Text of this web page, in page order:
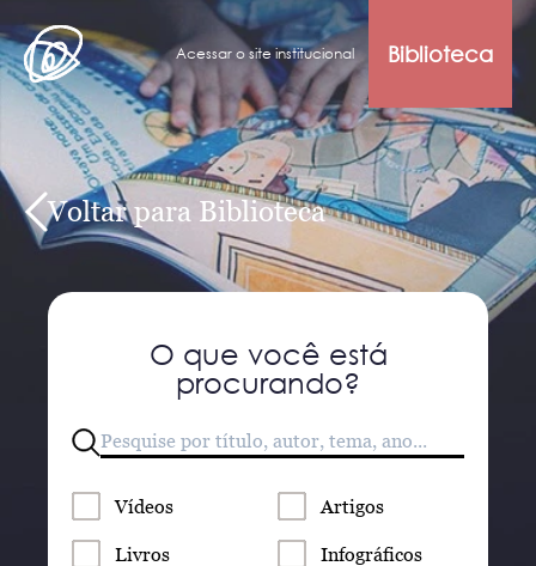
Acessar o site institucional Biblioteca
Voltar para Biblioteca
O que você está
procurando?
Vídeos Artigos
Livros Infográficos